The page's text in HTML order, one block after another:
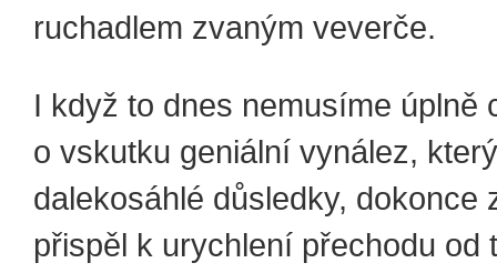
ruchadlem zvaným veverče.
I když to dnes nemusíme úplně
o vskutku geniální vynález,
dalekosáhlé důsledky, dokonce
přispěl k urychlení přechodu od